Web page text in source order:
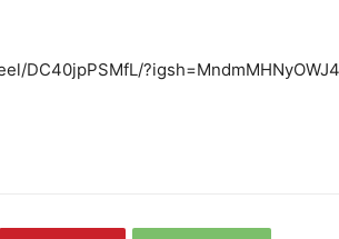
DC40jpPSMfL/